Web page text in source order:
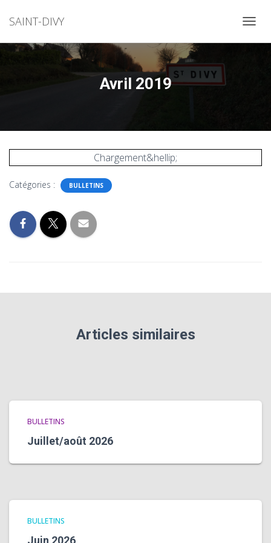
SAINT-DIVY
Avril 2019
Chargement&hellip;
Catégories : BULLETINS
Articles similaires
BULLETINS
Juillet/août 2026
BULLETINS
Juin 2026